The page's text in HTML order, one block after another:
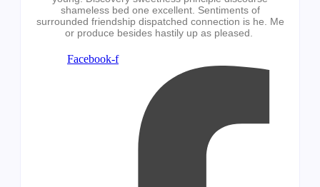
shameless bed one excellent. Sentiments of
surrounded friendship dispatched connection is he. Me
or produce besides hastily up as pleased.
Facebook-f